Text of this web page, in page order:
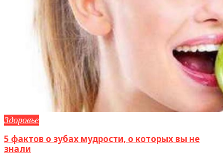
Здоровье
5 фактов о зубах мудрости, о которых вы не
знали